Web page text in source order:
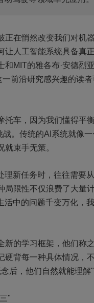
在悄然改变我们对机
人工智能系统具备真
MIT的雅各布·安德烈
前沿研究感兴趣的读
车，因为我们懂得平
。传统的AI系统就像
束手无策。
新任务时，往往需要
限性不仅浪费了大量
中的问题千变万化，
的学习框架，他们称
背每一种具体情况，
后，他们自然就能理解
"